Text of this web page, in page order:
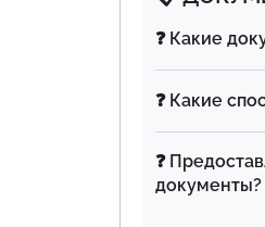
❓ Какие
❓ Какие
❓
документы?